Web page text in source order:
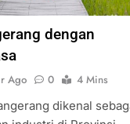
dengan
Ago 0
4 Mins
dikenal